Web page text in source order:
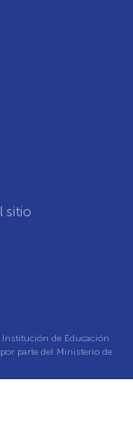
sitio
de Educación
parte del Ministerio de